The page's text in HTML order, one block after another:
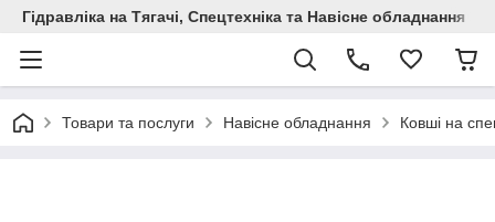
Гідравліка на Тягачі, Спецтехніка та Навісне обладнання
Товари та послуги Навісне обладнання Ковші на